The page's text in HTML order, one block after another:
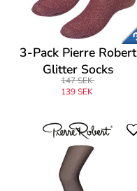
3-Pack Pierre Robert
Glitter Socks
147 SEK
139 SEK